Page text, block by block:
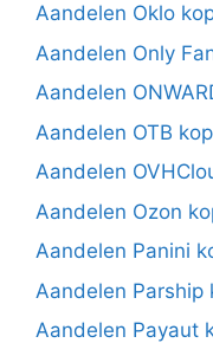
Aandelen Oklo
Aandelen Only
Aandelen
Aandelen OTB
Aandelen
Aandelen Ozon
Aandelen Panini
Aandelen Parship
Aandelen Payaut